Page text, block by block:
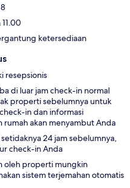
ketersediaan
resepsionis
di luar jam check-in normal
properti sebelumnya untuk
in dan informasi
rumah akan menyambut Anda
24 jam sebelumnya,
check-in Anda
oleh properti mungkin
sistem terjemahan otomatis